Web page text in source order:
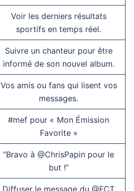
Voir les derniers résultats
sportifs en temps réel.
Suivre un chanteur pour être
informé de son nouvel album.
Vos amis ou fans qui lisent vos
messages.
#mef pour « Mon Émission
Favorite »
“Bravo à @ChrisPapin pour le
but !”
Diffuser le message du @FCT